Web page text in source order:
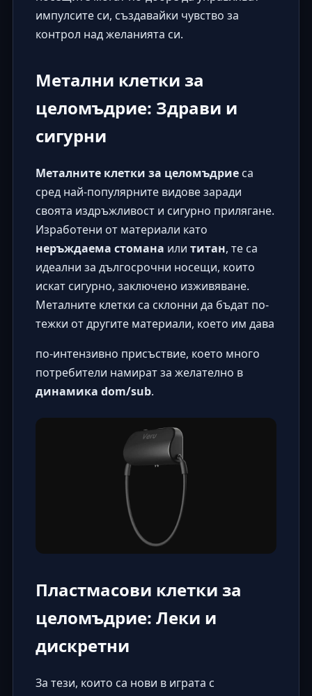
импулсите си, създавайки чувство за
контрол над желанията си.
Метални клетки за
целомъдрие: Здрави и
сигурни
Металните клетки за целомъдриеса
сред най-популярните видове заради
своята издръжливост и сигурно прилягане.
Изработени от материали като
неръждаема стомана или титан, те са
идеални за дългосрочни носещи, които
искат сигурно, заключено изживяване.
Металните клетки са склонни да бъдат по-
тежки от другите материали, което им дава
по-интензивно присъствие, което много
потребители намират за желателно в
динамика dom/sub.
Пластмасови клетки за
целомъдрие: Леки и
дискретни
За тези, които са нови в играта с